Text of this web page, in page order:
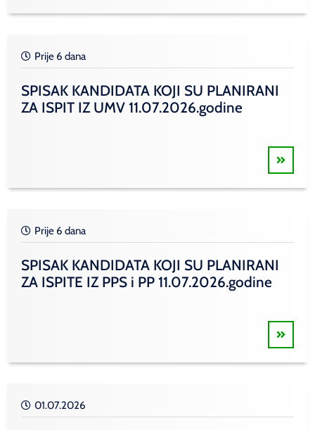
Prije 6 dana
SPISAK KANDIDATA KOJI SU PLANIRANI
ZA ISPIT IZ UMV 11.07.2026.godine
Prije 6 dana
SPISAK KANDIDATA KOJI SU PLANIRANI
ZA ISPITE IZ PPS i PP 11.07.2026.godine
01.07.2026